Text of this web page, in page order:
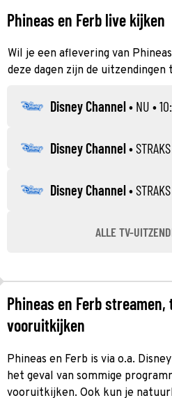
Phineas en Ferb live kijken
Wil je een aflevering van
deze dagen zijn de uitzendingen
Disney Channel• NU •
Disney Channel•STRAKS
Disney Channel•STRAKS
ALLE TV-
Phineas en Ferb
vooruitkijken
Phineas en Ferb is via o.a.
het geval van sommige
vooruitkijken. Ook kun je